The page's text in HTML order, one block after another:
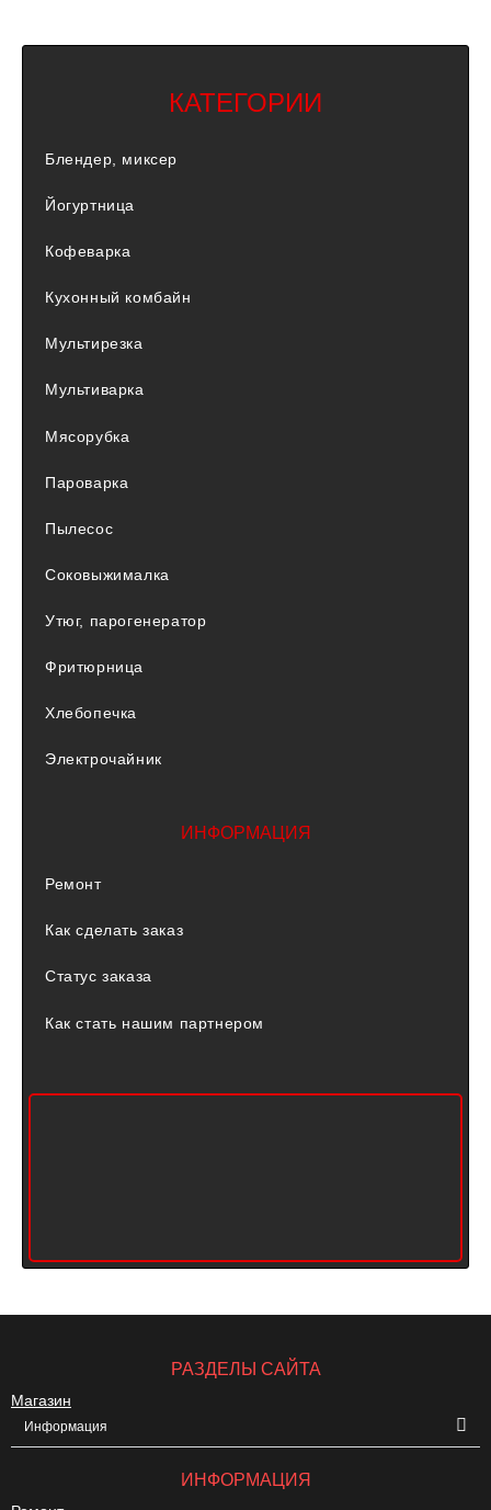
КАТЕГОРИИ
Блендер, миксер
Йогуртница
Кофеварка
Кухонный комбайн
Мультирезка
Мультиварка
Мясорубка
Пароварка
Пылесос
Соковыжималка
Утюг, парогенератор
Фритюрница
Хлебопечка
Электрочайник
ИНФОРМАЦИЯ
Ремонт
Как сделать заказ
Статус заказа
Как стать нашим партнером
РАЗДЕЛЫ САЙТА
Магазин
Информация
ИНФОРМАЦИЯ